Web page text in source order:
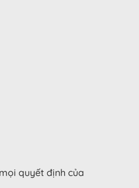
quyết định của